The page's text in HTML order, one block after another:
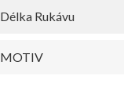
Délka Rukávu
MOTIV